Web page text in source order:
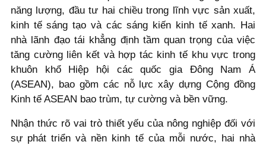
năng lượng, đầu tư hai chiều trong lĩnh vực sản xuất,
kinh tế sáng tạo và các sáng kiến kinh tế xanh. Hai
nhà lãnh đạo tái khẳng định tầm quan trọng của việc
tăng cường liên kết và hợp tác kinh tế khu vực trong
khuôn khổ Hiệp hội các quốc gia Đông Nam Á
(ASEAN), bao gồm các nỗ lực xây dựng Cộng đồng
Kinh tế ASEAN bao trùm, tự cường và bền vững.
Nhận thức rõ vai trò thiết yếu của nông nghiệp đối với
sự phát triển và nền kinh tế của mỗi nước, hai nhà